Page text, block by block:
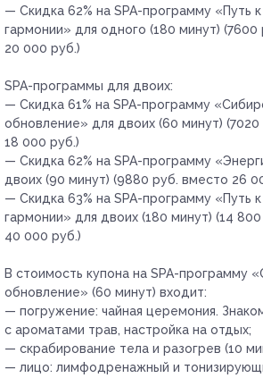
— Скидка 62% на SPA-программу «Путь
гармонии» для одного (180 минут) (7600
20 000 руб.)
SPA-программы для двоих:
— Скидка 61% на SPA-программу
обновление» для двоих (60 минут)
18 000 руб.)
— Скидка 62% на SPA-программу
двоих (90 минут) (9880 руб. вместо 26
— Скидка 63% на SPA-программу «Путь
гармонии» для двоих (180 минут) (14
40 000 руб.)
В стоимость купона на SPA-программу
обновление» (60 минут) входит:
— погружение: чайная церемония.
с ароматами трав, настройка на отдых;
— скрабирование тела и разогрев (10
— лицо: лимфодренажный и